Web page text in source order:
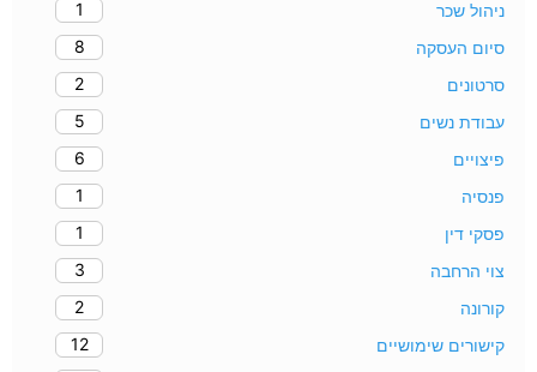
ניהול שכר
1
סיום העסקה
8
סרטונים
2
עבודת נשים
5
פיצויים
6
פנסיה
1
פסקי דין
1
צוי הרחבה
3
קורונה
2
קישורים שימושיים
12